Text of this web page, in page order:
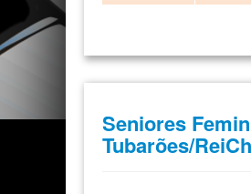
Seniores
Tubarões/